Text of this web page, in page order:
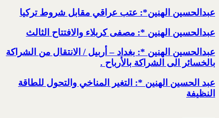
عبدالحسين الهنين*: عتب عراقي مقابل شروط تركيا
عبدالحسين الهنين *: مصفى كربلاء والافتتاح الثالث
عبدالحسين الهنين *: بغداد – أربيل / الانتقال من الشراكة
بالخسائر الى الشراكة بالأرباح .
عبد الحسين الهنين *: التغير المناخي والتحول للطاقة
النظيفة